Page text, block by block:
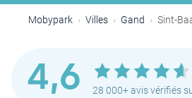
Mobypark Villes Gand Sint-
4,6 28 000+ avis vérifiés